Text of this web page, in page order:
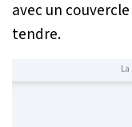
avec un
tendre.